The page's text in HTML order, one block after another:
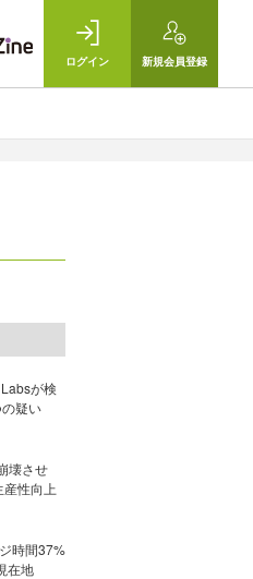
ログイン 新規会員登録
が検
疑い
壊させ
性向上
時間37%
在地